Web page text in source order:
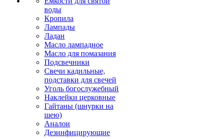
воды
Кропила
Лампады
Ладан
Масло лампадное
Масло для помазания
Подсвечники
Свечи кадильные,
подставки для свечей
Уголь богослужебный
Наклейки церковные
Гайтаны (шнурки на
шею)
Аналои
Дезинфицирующие